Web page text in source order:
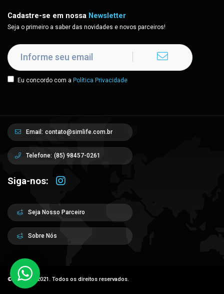
Cadastre-se em nossa Newsletter
Seja o primeiro a saber das novidades e novos parceiros!
Eu concordo com a Política Privacidade
Email: contato@simlife.com.br
Telefone: (85) 98457-0261
Siga-nos:
Seja Nosso Parceiro
Sobre Nós
© Sim Life 2021. Todos os direitos reservados.